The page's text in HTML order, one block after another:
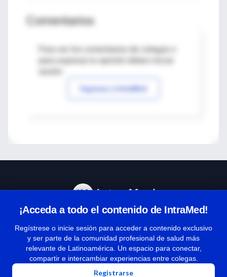
Comentarios
Para ver los comentarios de colegas o
Ingresar a IntraMed
¡Acceda a todo el contenido de IntraMed!
Regístrese o inicie sesión para acceder a contenido exclusivo
y ser parte de la comunidad profesional de salud más
relevante de Latinoamérica. Un espacio para conectar,
compartir e intercambiar experiencias entre colegas.
Registrarse
Términos y condiciones
| Políticas de privacidad
| Todos los derechos reservados | Copyright 1997-2026